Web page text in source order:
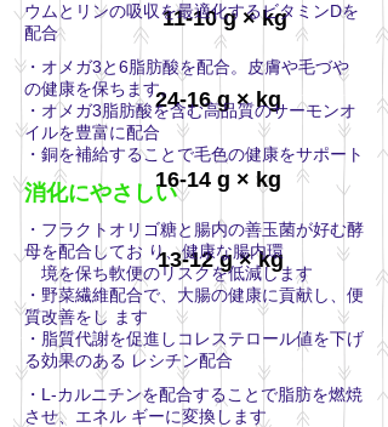
11-10 g × kg
24-16 g × kg
16-14 g × kg
13-12 g × kg
ウムとリンの吸収を最適化するビタミンDを
配合
・オメガ3と6脂肪酸を配合。皮膚や毛づや
の健康を保ちます。
・オメガ3脂肪酸を含む高品質のサーモンオ
イルを豊富に配合
・銅を補給することで毛色の健康をサポート
消化にやさしい
・フラクトオリゴ糖と腸内の善玉菌が好む酵
母を配合してお り、健康な腸内環
境を保ち軟便のリスクを低減します
・野菜繊維配合で、大腸の健康に貢献し、便
質改善をし ます
・脂質代謝を促進しコレステロール値を下げ
る効果のある レシチン配合
・L-カルニチンを配合することで脂肪を燃焼
させ、エネル ギーに変換します